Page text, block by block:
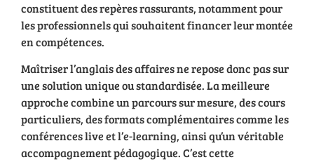
constituent des repères rassurants, notamment pour
les professionnels qui souhaitent financer leur montée
en compétences.
Maîtriser l’anglais des affaires ne repose donc pas sur
une solution unique ou standardisée. La meilleure
approche combine un parcours sur mesure, des cours
particuliers, des formats complémentaires comme les
conférences live et l’e-learning, ainsi qu’un véritable
accompagnement pédagogique. C’est cette